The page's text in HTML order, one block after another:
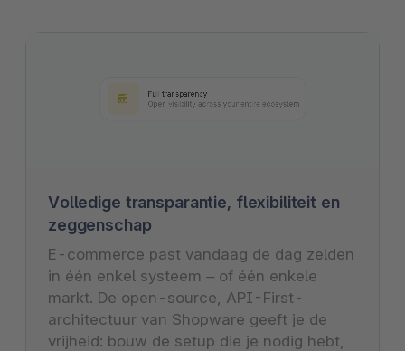
Volledige transparantie, flexibiliteit en
zeggenschap
E-commerce past vandaag de dag zelden
in één enkel systeem – of één enkele
markt. De open-source, API-First-
architectuur van Shopware geeft je de
vrijheid: bouw de setup die je nodig hebt,